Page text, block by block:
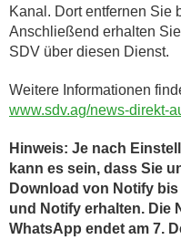
Kanal. Dort entfernen Sie
Anschließend erhalten
SDV über diesen Dienst.
Weitere Informationen
www.sdv.ag/news-direkt-
Hinweis: Je nach
kann es sein, dass Sie
Download von Notify
und Notify erhalten. Die
WhatsApp endet am 7.